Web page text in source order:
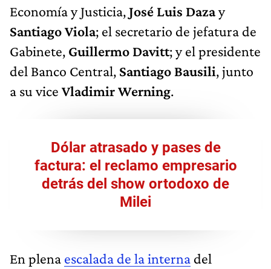
Economía y Justicia,José Luis Dazay
Santiago Viola; el secretario de jefatura de
Gabinete, Guillermo Davitt; y el presidente
del Banco Central, Santiago Bausili, junto
a su vice Vladimir Werning.
Dólar atrasado y pases de
factura: el reclamo empresario
detrás del show ortodoxo de
Milei
En plena escalada de la interna del